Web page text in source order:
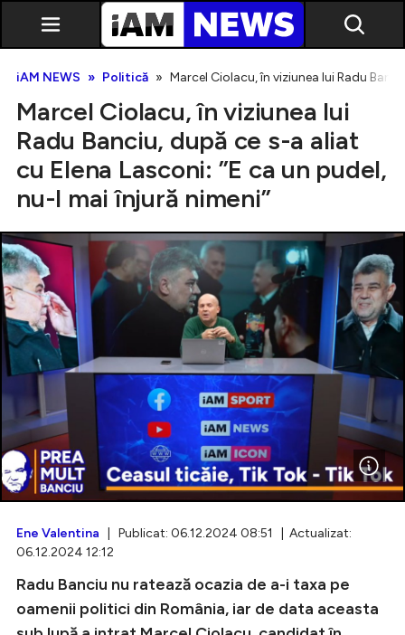
Exclusiv
Intră în cont
Creează cont
iAM NEWS Politică Marcel Ciolacu, în viziunea lui Radu
Marcel Ciolacu, în viziunea lui
Radu Banciu, după ce s-a aliat
cu Elena Lasconi: ”E ca un pudel,
nu-l mai înjură nimeni”
Ene Valentina | Publicat: 06.12.2024 08:51 | Actualizat:
06.12.2024 12:12
Radu Banciu nu ratează ocazia de a-i taxa pe
oamenii politici din România, iar de data aceasta